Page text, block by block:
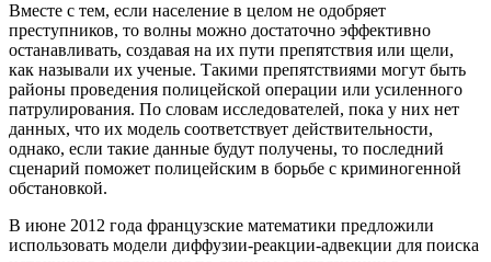
Вместе с тем, если население в целом не одобряет
преступников, то волны можно достаточно эффективно
останавливать, создавая на их пути препятствия или щели,
как называли их ученые. Такими препятствиями могут быть
районы проведения полицейской операции или усиленного
патрулирования. По словам исследователей, пока у них нет
данных, что их модель соответствует действительности,
однако, если такие данные будут получены, то последний
сценарий поможет полицейским в борьбе с криминогенной
обстановкой.
В июне 2012 года французские математики предложили
использовать модели диффузии-реакции-адвекции для поиска